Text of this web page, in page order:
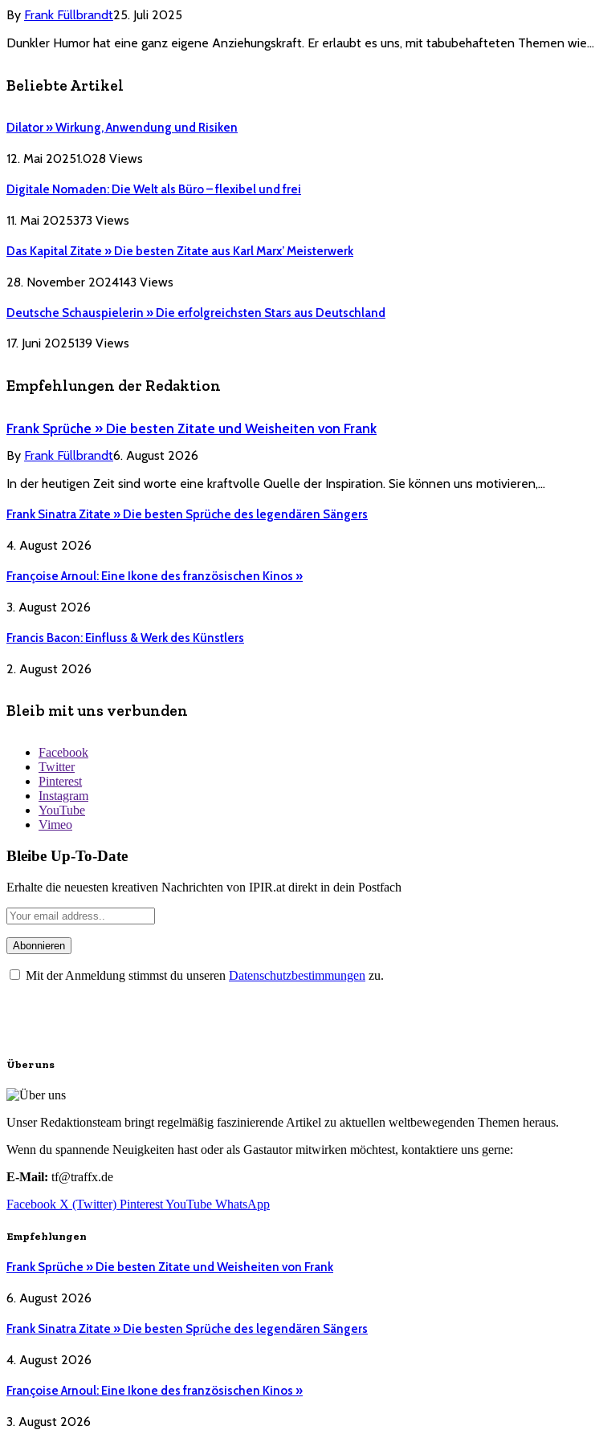
By Frank Füllbrandt25. Juli 2025
Dunkler Humor hat eine ganz eigene Anziehungskraft. Er erlaubt es uns, mit tabubehafteten Themen wie…
Beliebte Artikel
Dilator » Wirkung, Anwendung und Risiken
12. Mai 20251.028 Views
Digitale Nomaden: Die Welt als Büro – flexibel und frei
11. Mai 2025373 Views
Das Kapital Zitate » Die besten Zitate aus Karl Marx’ Meisterwerk
28. November 2024143 Views
Deutsche Schauspielerin » Die erfolgreichsten Stars aus Deutschland
17. Juni 2025139 Views
Empfehlungen der Redaktion
Frank Sprüche » Die besten Zitate und Weisheiten von Frank
By Frank Füllbrandt6. August 2026
In der heutigen Zeit sind worte eine kraftvolle Quelle der Inspiration. Sie können uns motivieren,…
Frank Sinatra Zitate » Die besten Sprüche des legendären Sängers
4. August 2026
Françoise Arnoul: Eine Ikone des französischen Kinos »
3. August 2026
Francis Bacon: Einfluss & Werk des Künstlers
2. August 2026
Bleib mit uns verbunden
Facebook
Twitter
Pinterest
Instagram
YouTube
Vimeo
Bleibe Up-To-Date
Erhalte die neuesten kreativen Nachrichten von IPIR.at direkt in dein Postfach
Mit der Anmeldung stimmst du unseren Datenschutzbestimmungen zu.
Über uns
Unser Redaktionsteam bringt regelmäßig faszinierende Artikel zu aktuellen weltbewegenden Themen heraus.
Wenn du spannende Neuigkeiten hast oder als Gastautor mitwirken möchtest, kontaktiere uns gerne:
E-Mail: tf@traffx.de
Facebook X (Twitter) PinterestYouTube WhatsApp
Empfehlungen
Frank Sprüche » Die besten Zitate und Weisheiten von Frank
6. August 2026
Frank Sinatra Zitate » Die besten Sprüche des legendären Sängers
4. August 2026
Françoise Arnoul: Eine Ikone des französischen Kinos »
3. August 2026